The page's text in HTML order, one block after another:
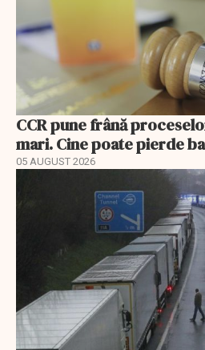
CCR pune frână
mari. Cine poate pierde
05 AUGUST 2026